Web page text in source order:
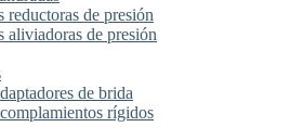
reductoras de presión
aliviadoras de presión
de brida
rígidos